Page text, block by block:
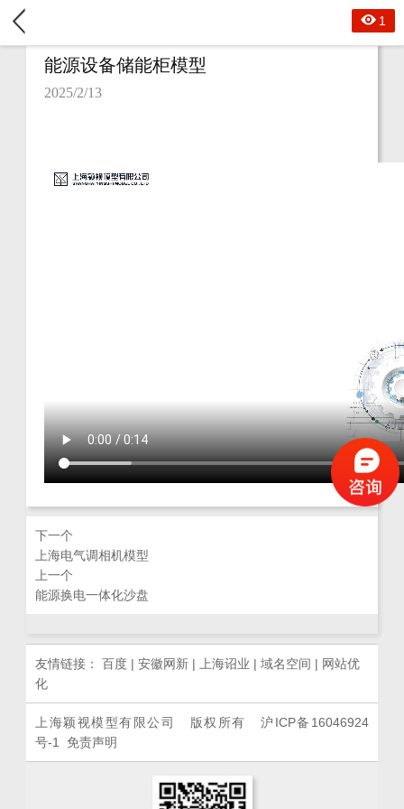
1
能源设备储能柜模型
2025/2/13
下一个
上海电气调相机模型
上一个
能源换电一体化沙盘
友情链接： 百度 | 安徽网新 | 上海诏业 | 域名空间 | 网站优
化
上海颖视模型有限公司 版权所有沪ICP备16046924
号-1 免责声明